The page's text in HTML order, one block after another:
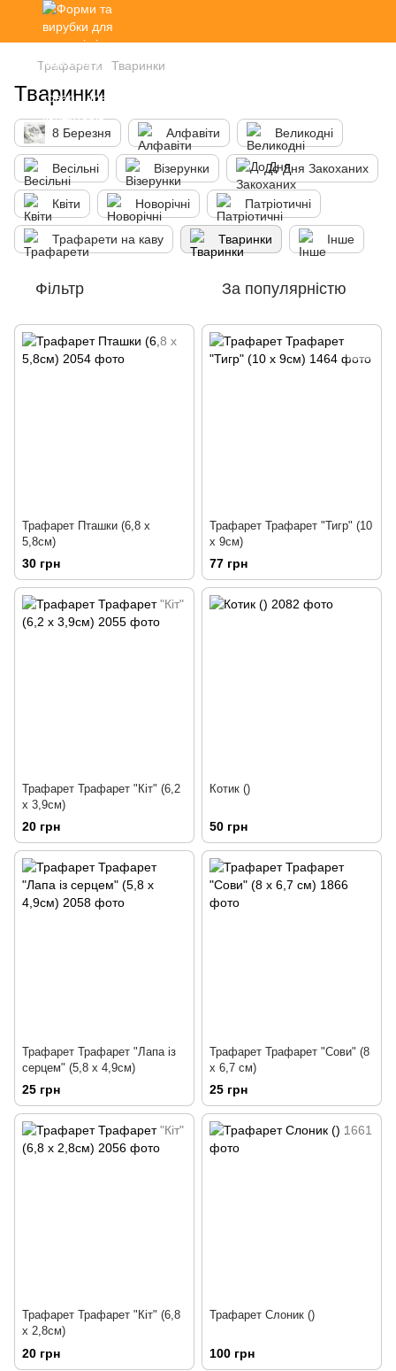
Трафарети Тваринки
Тваринки
8 Березня Алфавіти Великодні
Весільні Візерунки До Дня Закоханих
Квіти Новорічні Патріотичні
Трафарети на каву Тваринки Інше
Фільтр За популярністю
Трафарет Пташки (6,8 х
5,8см)
30 грн
Трафарет Трафарет "Тигр" (10
x 9см)
77 грн
Трафарет Трафарет "Кіт" (6,2
х 3,9см)
20 грн
Котик ()
50 грн
Трафарет Трафарет "Лапа із
серцем" (5,8 х 4,9см)
25 грн
Трафарет Трафарет "Сови" (8
х 6,7 см)
25 грн
Трафарет Трафарет "Кіт" (6,8
х 2,8см)
20 грн
Трафарет Слоник ()
100 грн